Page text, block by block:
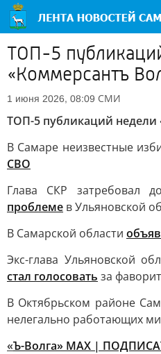
ТОП-5
«Коммерсантъ
1 июня 2026, 08:09 СМИ
ТОП-5 публикаций недели
В Самаре неизвестные
СВО
Глава СКР затребовал
проблеме в Ульяновской
В Самарской области
Экс-глава Ульяновской
стал голосовать за
В Октябрьском районе
нелегально работающих
«Ъ-Волга» МАХ |